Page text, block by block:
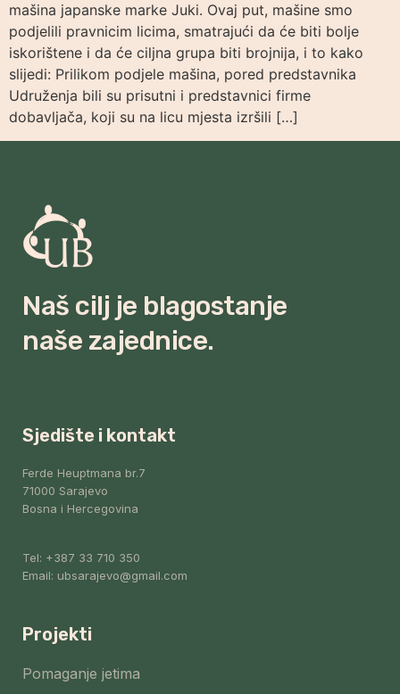
mašina japanske marke Juki. Ovaj put, mašine smo
podjelili pravnicim licima, smatrajući da će biti bolje
iskorištene i da će ciljna grupa biti brojnija, i to kako
slijedi: Prilikom podjele mašina, pored predstavnika
Udruženja bili su prisutni i predstavnici firme
dobavljača, koji su na licu mjesta izršili […]
Naš cilj je blagostanje
naše zajednice.
Sjedište i kontakt
Ferde Heuptmana br.7
71000 Sarajevo
Bosna i Hercegovina
Tel: +387 33 710 350
Email: ubsarajevo@gmail.com
Projekti
Pomaganje jetima